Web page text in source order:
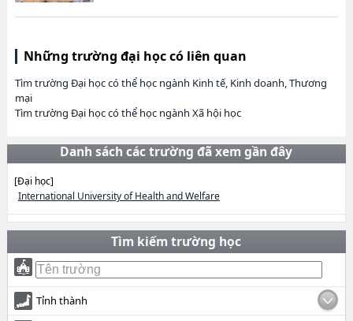
Những trường đại học có liên quan
Tìm trường Đại học có thể học ngành Kinh tế, Kinh doanh, Thương
mại
Tìm trường Đại học có thể học ngành Xã hội học
Danh sách các trường đã xem gần đây
[Đại học]
International University of Health and Welfare
Tìm kiếm trường học
Tỉnh thành